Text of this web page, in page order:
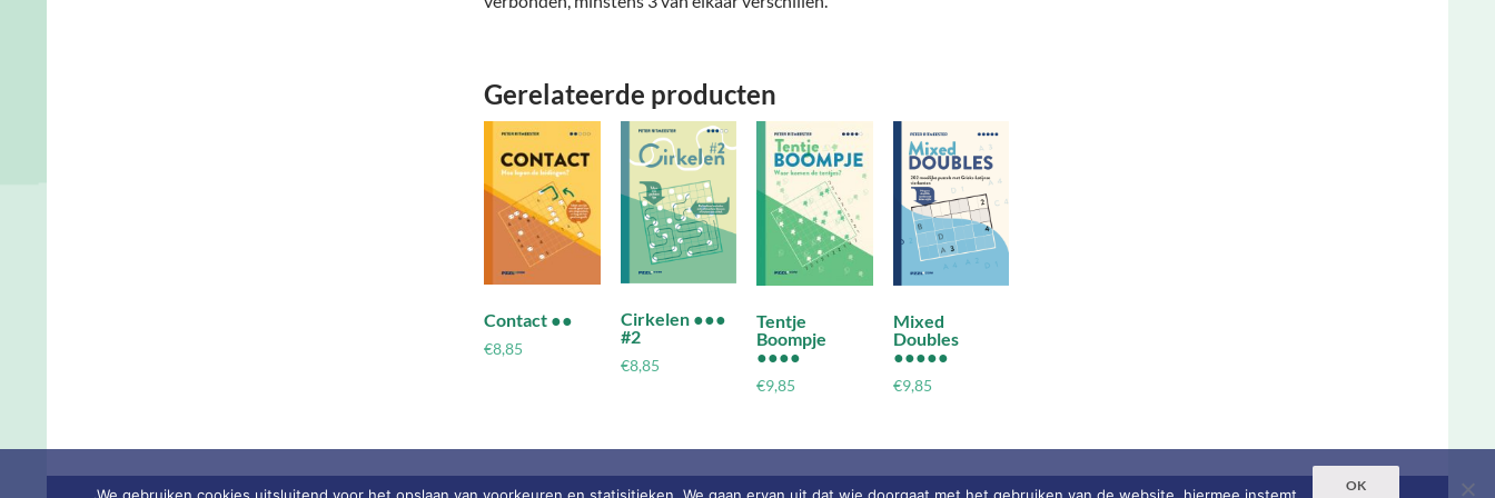
Gerelateerde producten
Contact ●●
€8,85
Cirkelen ●●●
#2
€8,85
Tentje
Boompje
●●●●
€9,85
Mixed
Doubles
●●●●●
€9,85
OK